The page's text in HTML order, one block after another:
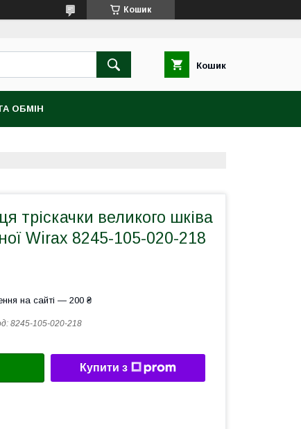
Кошик
Кошик
ОБМІН
тріскачки великого шківа
Wirax 8245-105-020-218
на сайті — 200 ₴
8245-105-020-218
Купити з